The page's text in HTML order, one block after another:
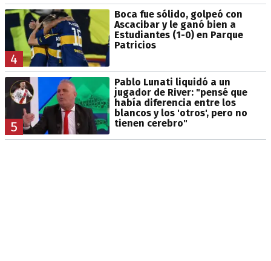
4
Boca fue sólido, golpeó con
Ascacibar y le ganó bien a
Estudiantes (1-0) en Parque
Patricios
5
Pablo Lunati liquidó a un
jugador de River: "pensé que
había diferencia entre los
blancos y los 'otros', pero no
tienen cerebro"